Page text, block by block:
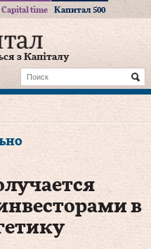
Capital time Капитал 500
з Капіталу
в